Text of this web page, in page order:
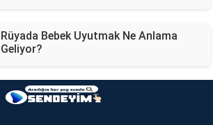
Rüyada Bebek Uyutmak Ne Anlama
Geliyor?